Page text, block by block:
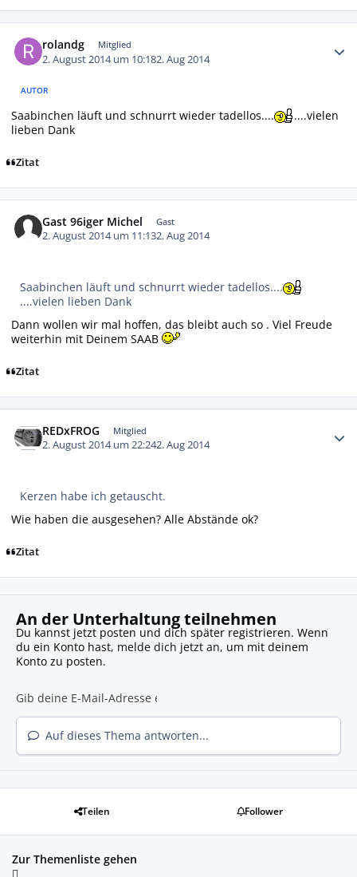
rolandg Mitglied
2. August 2014 um 10:182. Aug 2014
AUTOR
Saabinchen läuft und schnurrt wieder tadellos....
....vielen
lieben Dank
Zitat
Gast 96iger Michel Gast
2. August 2014 um 11:132. Aug 2014
Saabinchen läuft und schnurrt wieder tadellos....
....vielen lieben Dank
Dann wollen wir mal hoffen, das bleibt auch so . Viel Freude
weiterhin mit Deinem SAAB
Zitat
REDxFROG Mitglied
2. August 2014 um 22:242. Aug 2014
Kerzen habe ich getauscht.
Wie haben die ausgesehen? Alle Abstände ok?
Zitat
An der Unterhaltung teilnehmen
Du kannst jetzt posten und dich später registrieren. Wenn
du ein Konto hast, melde dich jetzt an, um mit deinem
Konto zu posten.
Auf dieses Thema antworten...
Teilen Follower
Zur Themenliste gehen